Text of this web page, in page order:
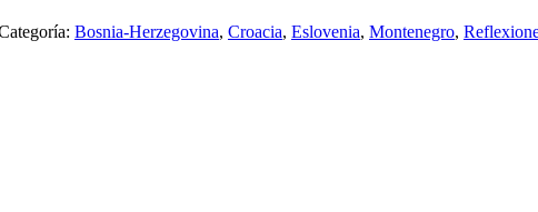
Bosnia-Herzegovina, Croacia, Eslovenia, Montenegro,